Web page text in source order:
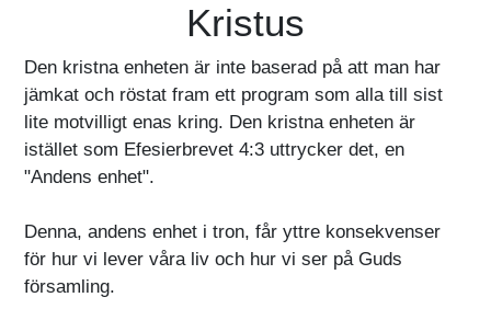
Kristus
Den kristna enheten är inte baserad på att man har
jämkat och röstat fram ett program som alla till sist
lite motvilligt enas kring. Den kristna enheten är
istället som Efesierbrevet 4:3 uttrycker det, en
"Andens enhet".
Denna, andens enhet i tron, får yttre konsekvenser
för hur vi lever våra liv och hur vi ser på Guds
församling.